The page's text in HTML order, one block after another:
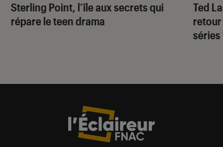
Sterling Point, l’île aux secrets qui
répare le teen drama
Ted
retour
séries